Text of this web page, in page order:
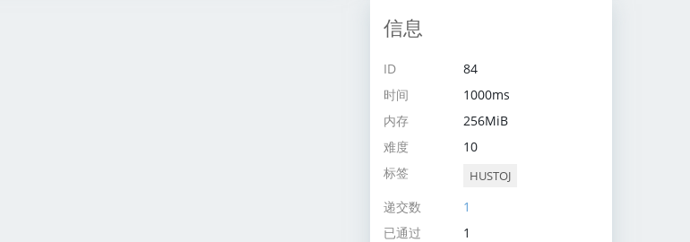
信息
ID
84
时间
1000ms
内存
256MiB
难度
10
标签
HUSTOJ
递交数
1
已通过
1